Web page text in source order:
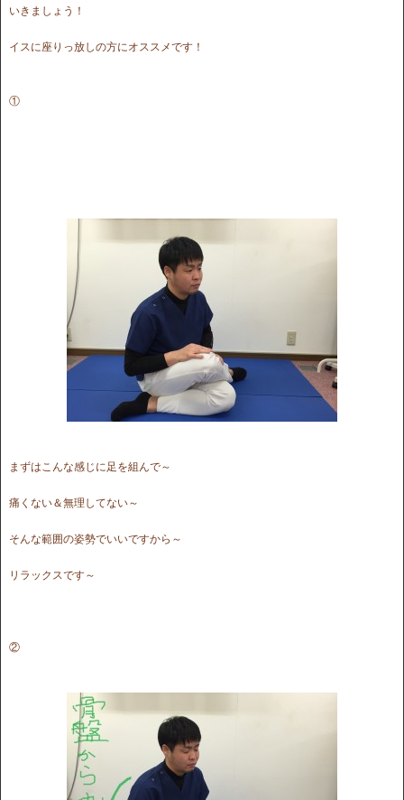
いきましょう！
イスに座りっ放しの方にオススメです！
①
まずはこんな感じに足を組んで～
痛くない＆無理してない～
そんな範囲の姿勢でいいですから～
リラックスです～
②